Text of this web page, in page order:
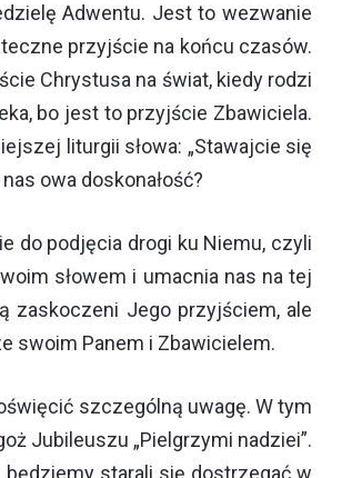
Adwentu. Jest to wezwanie
przyjście na końcu czasów.
Chrystusa na świat, kiedy rodzi
bo jest to przyjście Zbawiciela.
liturgii słowa: „Stawajcie się
owa doskonałość?
do podjęcia drogi ku Niemu, czyli
słowem i umacnia nas na tej
zaskoczeni Jego przyjściem, ale
swoim Panem i Zbawicielem.
szczególną uwagę. W tym
Jubileuszu „Pielgrzymi nadziei”.
starali się dostrzegać w